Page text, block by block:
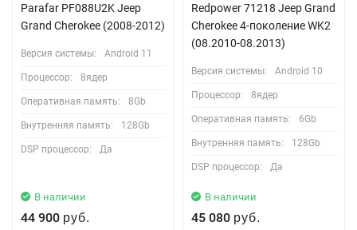
Parafar PF088U2K Jeep
Grand Cherokee (2008-2012)
Версия системы: Android 11
Процессор: 8ядер
Оперативная память: 8Gb
Внутренняя память: 128Gb
DSP процессор: Да
В наличии
44 900 руб.
Redpower 71218 Jeep Grand
Cherokee 4-поколение WK2
(08.2010-08.2013)
Версия системы: Android 10
Процессор: 8ядер
Оперативная память: 6Gb
Внутренняя память: 128Gb
DSP процессор: Да
В наличии
45 080 руб.